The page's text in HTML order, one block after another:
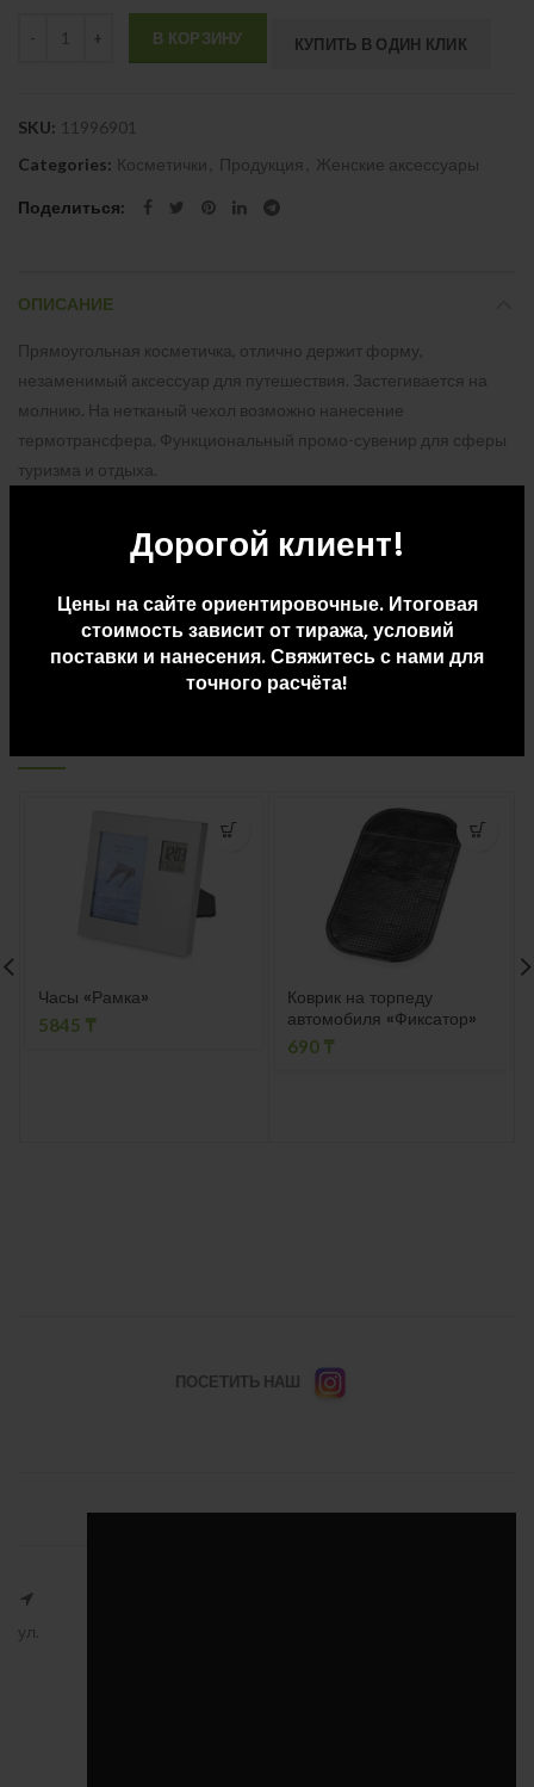
Дорогой клиент!
Цены на сайте ориентировочные. Итоговая
стоимость зависит от тиража, условий
поставки и нанесения. Свяжитесь с нами для
точного расчёта!
В КОРЗИНУ КУПИТЬ В ОДИН КЛИК
SKU: 11996901
Categories: Косметички Продукция Женские аксессуары
Поделиться
ОПИСАНИЕ
Прямоугольная косметичка, отлично держит форму,
незаменимый аксессуар для путешествия. Застегивается на
молнию. На нетканый чехол возможно нанесение
термотрансфера. Функциональный промо-сувенир для сферы
туризма и отдыха.
ДОПОЛНИТЕЛЬНАЯ ИНФОРМАЦИЯ
ДОСТАВКА И ОПЛАТА
Часы «Рамка»
5845 ₸
Коврик на торпеду
автомобиля «Фиксатор»
690 ₸
ПОСЕТИТЬ НАШ
ул.